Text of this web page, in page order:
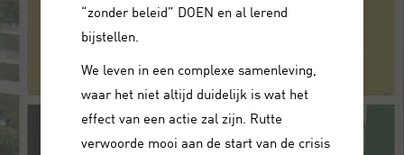
“zonder beleid” DOEN en al lerend
bijstellen.
We leven in een complexe samenleving,
waar het niet altijd duidelijk is wat het
effect van een actie zal zijn. Rutte
verwoorde mooi aan de start van de crisis